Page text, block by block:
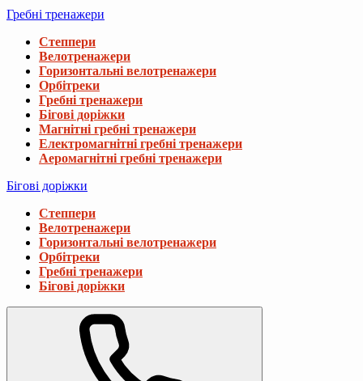
Гребні тренажери
Степпери
Велотренажери
Горизонтальні велотренажери
Орбітреки
Гребні тренажери
Бігові доріжки
Магнітні гребні тренажери
Електромагнітні гребні тренажери
Аеромагнітні гребні тренажери
Бігові доріжки
Степпери
Велотренажери
Горизонтальні велотренажери
Орбітреки
Гребні тренажери
Бігові доріжки